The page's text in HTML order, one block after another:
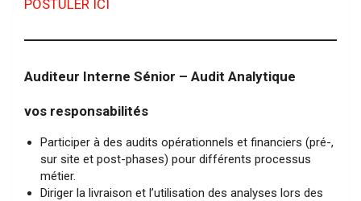
POSTULER ICI
Auditeur Interne Sénior – Audit Analytique
vos responsabilités
Participer à des audits opérationnels et financiers (pré-,
sur site et post-phases) pour différents processus
métier.
Diriger la livraison et l’utilisation des analyses lors des